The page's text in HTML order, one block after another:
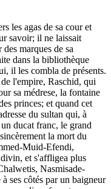
les agas de sa cour et
savoir; il ne laissait
marques de sa
dans la bibliothèque
il les combla de présents.
l'empire, Raschid, qui
sa médrese, la fontaine
princes; et quand cet
du sultan qui, à
ducat franc, le grand
la mort du
Muid-Efendi,
et s'affligea plus
Nasmisade-
ses côtés par un baigneur